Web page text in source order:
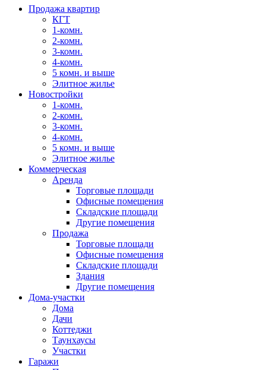
Продажа квартир
КГТ
1-комн.
2-комн.
3-комн.
4-комн.
5 комн. и выше
Элитное жилье
Новостройки
1-комн.
2-комн.
3-комн.
4-комн.
5 комн. и выше
Элитное жилье
Коммерческая
Аренда
Торговые площади
Офисные помещения
Складские площади
Другие помещения
Продажа
Торговые площади
Офисные помещения
Складские площади
Здания
Другие помещения
Дома-участки
Дома
Дачи
Коттеджи
Таунхаусы
Участки
Гаражи